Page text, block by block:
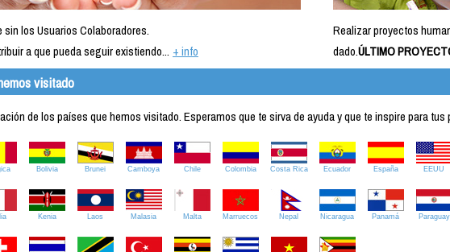
los Usuarios Colaboradores.
a que pueda seguir existiendo... + info
Realizar proyectos
dado.ÚLTIMO
visitado
de los países que hemos visitado. Esperamos que te sirva de ayuda y que te inspire para tus
Bolivia Brunei Camboya Chile Colombia Costa Rica Ecuador España EEUU
Kenia Laos Malasia Malta Marruecos Nepal Nicaragua Panamá Paraguay